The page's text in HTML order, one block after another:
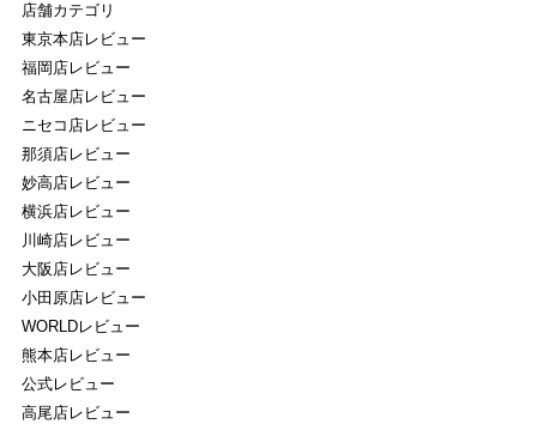
店舗カテゴリ
東京本店レビュー
福岡店レビュー
名古屋店レビュー
ニセコ店レビュー
那須店レビュー
妙高店レビュー
横浜店レビュー
川崎店レビュー
大阪店レビュー
小田原店レビュー
WORLDレビュー
熊本店レビュー
公式レビュー
高尾店レビュー